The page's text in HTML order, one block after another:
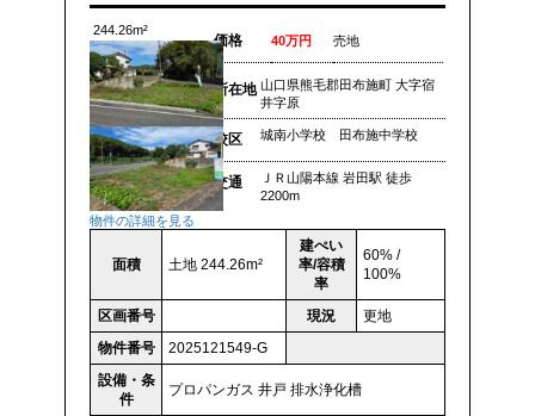
244.26m²
物件の詳細を見る
価格 40万円 売地
所在地 山口県熊毛郡田布施町 大字宿
井字原
校区 城南小学校 田布施中学校
交通
ＪＲ山陽本線 岩田駅 徒歩
2200m
面積 土地 244.26m²
建ぺい
率/容積
率
60% /
100%
区画番号 現況
更地
物件番号
2025121549-G
設備・条
件
プロパンガス 井戸 排水浄化槽